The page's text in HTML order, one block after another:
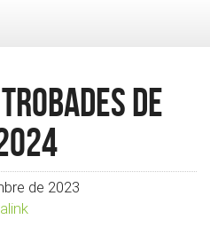
de
de 2023